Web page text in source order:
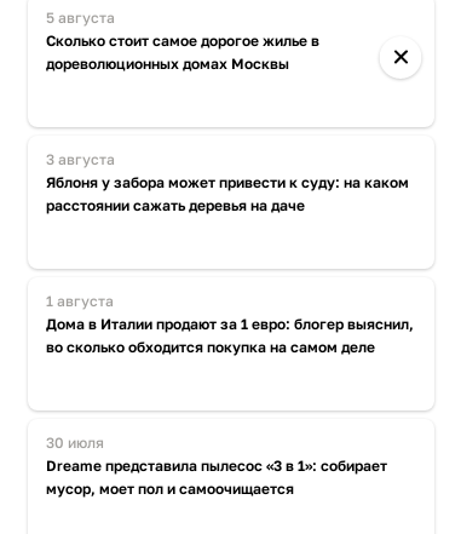
5 августа
Сколько стоит самое дорогое жилье в
дореволюционных домах Москвы
3 августа
Яблоня у забора может привести к суду: на каком
расстоянии сажать деревья на даче
1 августа
Дома в Италии продают за 1 евро: блогер выяснил,
во сколько обходится покупка на самом деле
30 июля
Dreame представила пылесос «3 в 1»: собирает
мусор, моет пол и самоочищается